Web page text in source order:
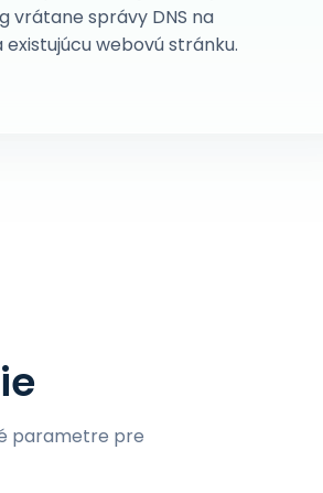
vrátane správy DNS na
webovú stránku.
parametre pre